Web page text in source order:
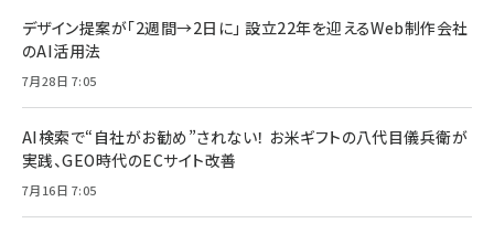
デザイン提案が「2週間→2日に」 設立22年を迎えるWeb制作会社
のAI活用法
7月28日 7:05
AI検索で“自社がお勧め”されない！ お米ギフトの八代目儀兵衛が
実践、GEO時代のECサイト改善
7月16日 7:05